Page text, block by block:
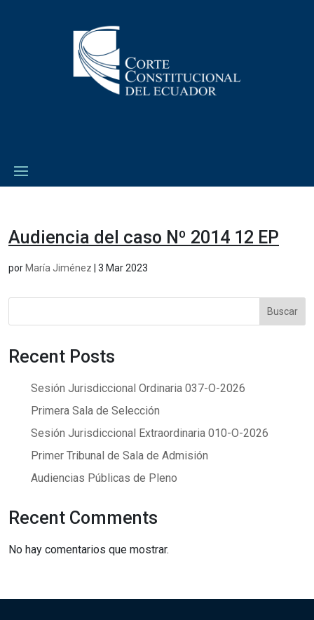
Audiencia del caso Nº 2014 12 EP
por María Jiménez 3 Mar 2023
Buscar
Recent Posts
Sesión Jurisdiccional Ordinaria 037-O-2026
Primera Sala de Selección
Sesión Jurisdiccional Extraordinaria 010-O-2026
Primer Tribunal de Sala de Admisión
Audiencias Públicas de Pleno
Recent Comments
No hay comentarios que mostrar.